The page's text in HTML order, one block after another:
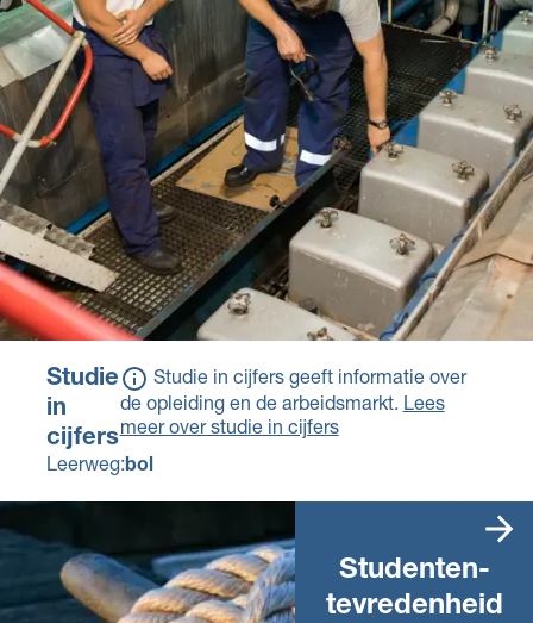
salaris.
Aanvullende eisen:
Voor deze opleiding
moet je een Verklaring
Omtrent Gedrag
(VOG) hebben
Voor deze opleiding
kan een school
aanvullende eisen
stellen op het gebied
van fysieke
(lichamelijke) en
psychische
(geestelijke)
Studie
in
cijfers
Studie in cijfers geeft informatie over
de opleiding en de arbeidsmarkt. Lees
meer over studie in cijfers
Leerweg: bol
Studenten­
tevredenheid